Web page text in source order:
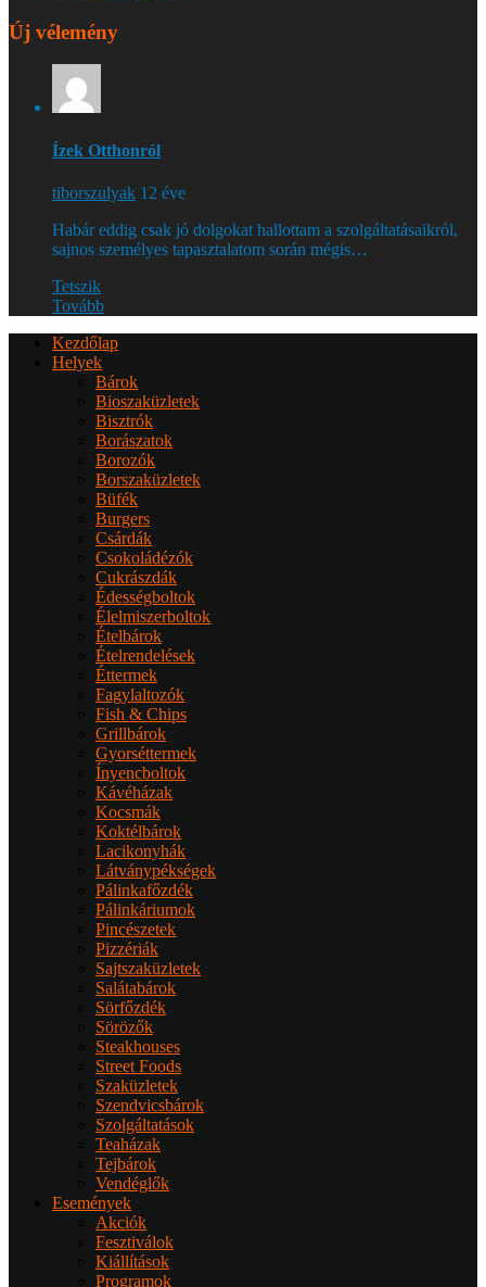
Új vélemény
Ízek Otthonról
tiborszulyak 12 éve
Habár eddig csak jó dolgokat hallottam a szolgáltatásaikról,
sajnos személyes tapasztalatom során mégis…
Tetszik
Tovább
Kezdőlap
Helyek
Bárok
Bioszaküzletek
Bisztrók
Borászatok
Borozók
Borszaküzletek
Büfék
Burgers
Csárdák
Csokoládézók
Cukrászdák
Édességboltok
Élelmiszerboltok
Ételbárok
Ételrendelések
Éttermek
Fagylaltozók
Fish & Chips
Grillbárok
Gyorséttermek
Ínyencboltok
Kávéházak
Kocsmák
Koktélbárok
Lacikonyhák
Látványpékségek
Pálinkafőzdék
Pálinkáriumok
Pincészetek
Pizzériák
Sajtszaküzletek
Salátabárok
Sörfőzdék
Sörözők
Steakhouses
Street Foods
Szaküzletek
Szendvicsbárok
Szolgáltatások
Teaházak
Tejbárok
Vendéglők
Események
Akciók
Fesztiválok
Kiállítások
Programok